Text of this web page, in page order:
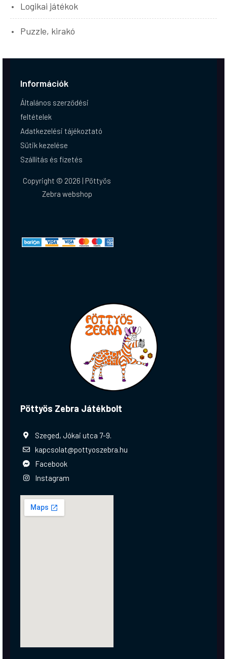
Logikai játékok
Puzzle, kirakó
Információk
Általános szerződési
feltételek
Adatkezelési tájékoztató
Sütik kezelése
Szállítás és fizetés
Copyright © 2026 | Pöttyös
Zebra webshop
Pöttyös Zebra Játékbolt
Szeged, Jókai utca 7-9.
kapcsolat@pottyoszebra.hu
Facebook
Instagram